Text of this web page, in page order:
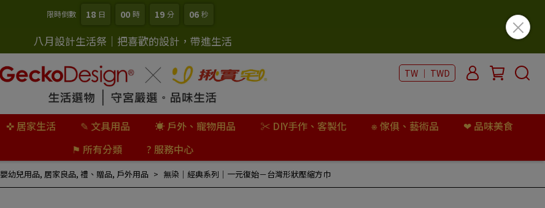
限時倒數 18 日 00 時 19 分 05 秒
八月設計生活祭｜把喜歡的設計，帶進生活
TW ｜ TWD
✜ 居家生活 ✎ 文具用品 ☀ 戶外、寵物用品 ✂ DIY手作、客製化 ⎈ 傢俱、藝術品
❤︎ 品味美食
⚑ 所有分類
? 服務中心
嬰幼兒用品, 居家良品, 禮、贈品, 戶外用品 無染｜經典系列｜一元復始－台灣形狀壓縮方巾